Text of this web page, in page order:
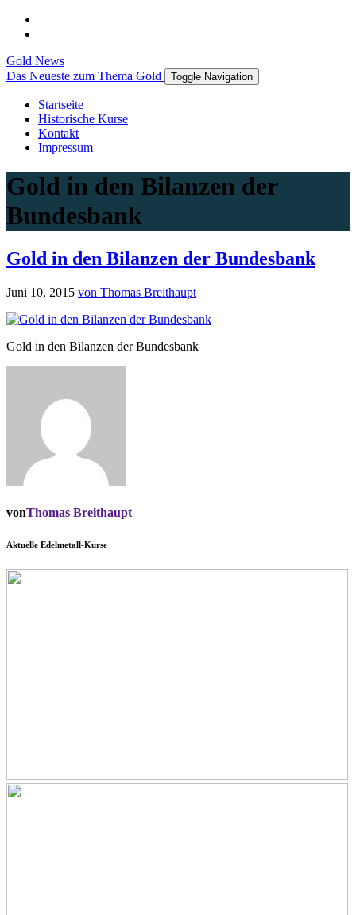
Gold News
Das Neueste zum Thema Gold
Toggle Navigation
Startseite
Historische Kurse
Kontakt
Impressum
Gold in den Bilanzen der
Bundesbank
Gold in den Bilanzen der Bundesbank
Juni 10, 2015 von Thomas Breithaupt
Gold in den Bilanzen der Bundesbank
vonThomas Breithaupt
Aktuelle Edelmetall-Kurse